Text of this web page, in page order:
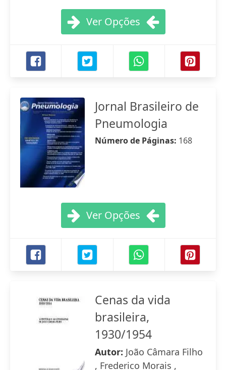
Ver Opções
Jornal Brasileiro de
Pneumologia
Número de Páginas: 168
Ver Opções
Cenas da vida
brasileira,
1930/1954
Autor: João Câmara Filho
, Frederico Morais ,